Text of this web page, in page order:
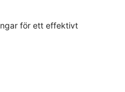
för ett effektivt